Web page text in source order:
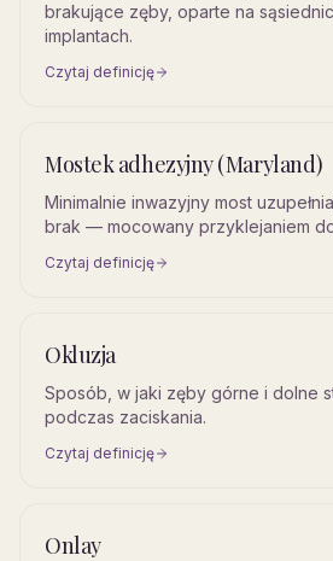
brakujące zęby, oparte na
implantach.
Czytaj definicję
Mostek adhezyjny (Maryland)
Minimalnie inwazyjny most
brak — mocowany przyklejaniem
Czytaj definicję
Okluzja
Sposób, w jaki zęby górne i dolne
podczas zaciskania.
Czytaj definicję
Onlay